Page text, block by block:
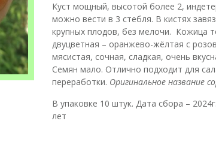
Куст мощный, высотой более 2,
можно вести в 3 стебля. В кистях
крупных плодов, без мелочи. Кожица
двуцветная – оранжево-жёлтая с
мясистая, сочная, сладкая, очень
Семян мало. Отлично подходит для
переработки. Оригинальное название
В упаковке 10 штук. Дата сбора –
лет